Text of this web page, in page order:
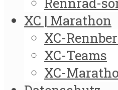
XC | Marathon
XC-
XC-Teams
XC-